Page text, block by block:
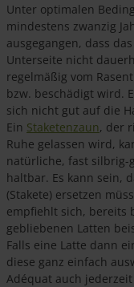
Unter optimalen
mindestens zwanzig
ausgegangen, dass
Unterseite nicht
regelmäßig vom
bzw. beschädigt wird.
sich nicht gut auf die
Ein Staketenzaun, der
Ruhe gelassen wird,
natürliche, fast silbrig-
haltbar. Es kann sein,
(Stakete) ersetzen
empfiehlt sich, bereits
gebliebenen Latten
Falls eine Latte dann
diese ganz einfach
Adéquat auch